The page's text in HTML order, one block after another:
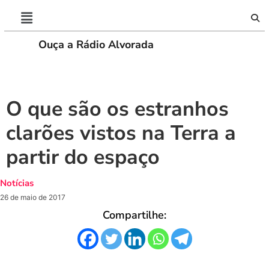
Ouça a Rádio Alvorada
O que são os estranhos
clarões vistos na Terra a
partir do espaço
Notícias
26 de maio de 2017
Compartilhe: